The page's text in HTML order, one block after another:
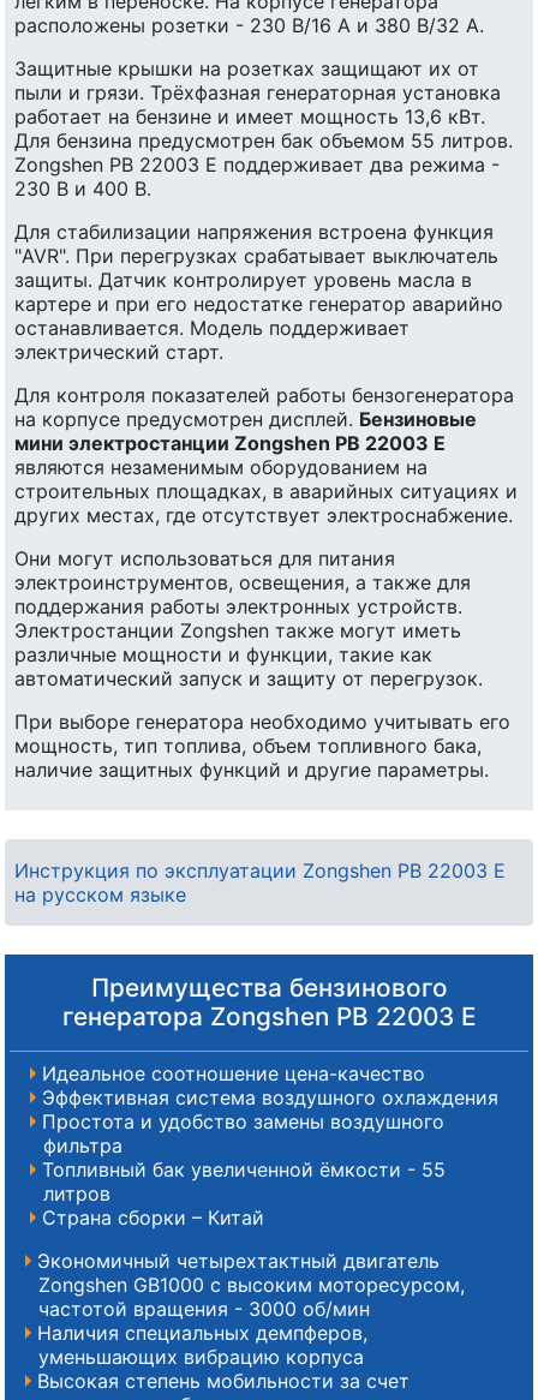
расположены розетки - 230 В/16 А и 380 В/32 А.
Защитные крышки на розетках защищают их от
пыли и грязи. Трёхфазная генераторная установка
работает на бензине и имеет мощность 13,6 кВт.
Для бензина предусмотрен бак объемом 55 литров.
Zongshen PB 22003 E поддерживает два режима -
230 В и 400 В.
Для стабилизации напряжения встроена функция
"AVR". При перегрузках срабатывает выключатель
защиты. Датчик контролирует уровень масла в
картере и при его недостатке генератор аварийно
останавливается. Модель поддерживает
электрический старт.
Для контроля показателей работы бензогенератора
на корпусе предусмотрен дисплей. Бензиновые
мини электростанции Zongshen PB 22003 E
являются незаменимым оборудованием на
строительных площадках, в аварийных ситуациях и
других местах, где отсутствует электроснабжение.
Они могут использоваться для питания
электроинструментов, освещения, а также для
поддержания работы электронных устройств.
Электростанции Zongshen также могут иметь
различные мощности и функции, такие как
автоматический запуск и защиту от перегрузок.
При выборе генератора необходимо учитывать его
мощность, тип топлива, объем топливного бака,
наличие защитных функций и другие параметры.
Инструкция по эксплуатации Zongshen PB 22003 E
на русском языке
Преимущества бензинового
генератора Zongshen PB 22003 E
Идеальное соотношение цена-качество
Эффективная система воздушного охлаждения
Простота и удобство замены воздушного
фильтра
Топливный бак увеличенной ёмкости - 55
литров
Страна сборки – Китай
Экономичный четырехтактный двигатель
Zongshen GB1000 с высоким моторесурсом,
частотой вращения - 3000 об/мин
Наличия специальных демпферов,
уменьшающих вибрацию корпуса
Высокая степень мобильности за счет